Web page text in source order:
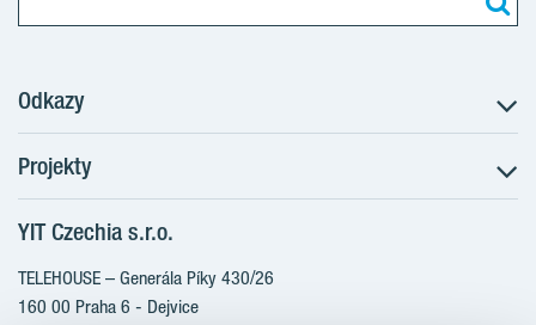
Odkazy
Postup koupě
Klientské změny
Aktuality
Blog
Kariéra
Projekty
RANTA Barrandov III
RANTA Barrandov IV
TOIVO Roztyly II
YIT Czechia s.r.o.
TELEHOUSE – Generála Píky 430/26
160 00 Praha 6 - Dejvice